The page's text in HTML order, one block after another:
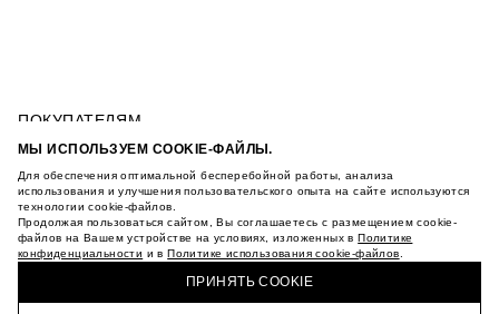
МЫ ИСПОЛЬЗУЕМ COOKIE-ФАЙЛЫ.
Для обеспечения оптимальной бесперебойной работы, анализа
использования и улучшения пользовательского опыта на сайте используются
технологии cookie-файлов.
Продолжая пользоваться сайтом, Вы соглашаетесь с размещением cookie-
файлов на Вашем устройстве на условиях, изложенных вПолитике
конфиденциальности и вПолитике использования cookie-файлов
ПРИНЯТЬ COOKIE
ПОКУПАТЕЛЯМ
УСЛОВИЯ ИСПОЛЬЗОВАНИЯ ПОДАРОЧНЫХ
ПОЛИТИКА КОНФИДЕНЦИАЛЬНОСТИ
ПОЛИТИКА COOKIE
УСЛОВИЯ ПОКУПКИ
О НАС
КУРТКА С ВЫШИВКОЙ
КУПИТЬ + ПОЛУЧИТЬ В МАГАЗИНЕ MAAG